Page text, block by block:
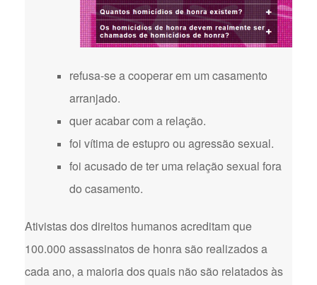
refusa-se a cooperar em um casamento
arranjado.
quer acabar com a relação.
foi vítima de estupro ou agressão sexual.
foi acusado de ter uma relação sexual fora
do casamento.
Ativistas dos direitos humanos acreditam que
100.000 assassinatos de honra são realizados a
cada ano, a maioria dos quais não são relatados às